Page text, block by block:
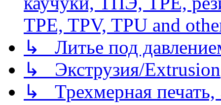
TPE, TPV, TPU and
↳ Литье под
↳ Экструзия/Extrusion
↳ Трехмерная